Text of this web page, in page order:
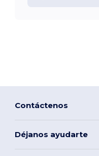
Contáctenos
Déjanos ayudarte